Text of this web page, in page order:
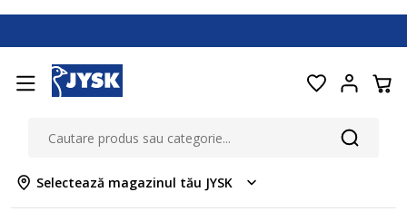
Selectează magazinul tău JYSK